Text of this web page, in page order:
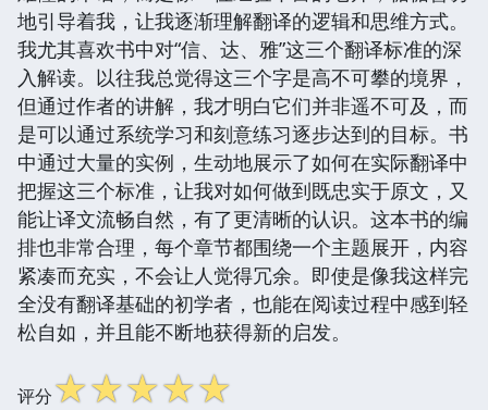
地引导着我，让我逐渐理解翻译的逻辑和思维方式。
我尤其喜欢书中对“信、达、雅”这三个翻译标准的深
入解读。以往我总觉得这三个字是高不可攀的境界，
但通过作者的讲解，我才明白它们并非遥不可及，而
是可以通过系统学习和刻意练习逐步达到的目标。书
中通过大量的实例，生动地展示了如何在实际翻译中
把握这三个标准，让我对如何做到既忠实于原文，又
能让译文流畅自然，有了更清晰的认识。这本书的编
排也非常合理，每个章节都围绕一个主题展开，内容
紧凑而充实，不会让人觉得冗余。即使是像我这样完
全没有翻译基础的初学者，也能在阅读过程中感到轻
松自如，并且能不断地获得新的启发。
评分☆☆☆☆☆